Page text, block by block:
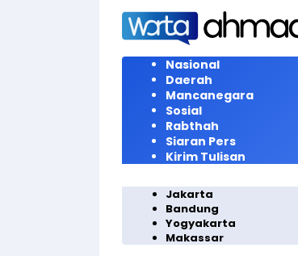
Langsung
konten
Nasional
Daerah
Mancanegara
Sosial
Rabthah
Siaran Pers
Kirim Tulisan
Jakarta
Bandung
Yogyakarta
Makassar